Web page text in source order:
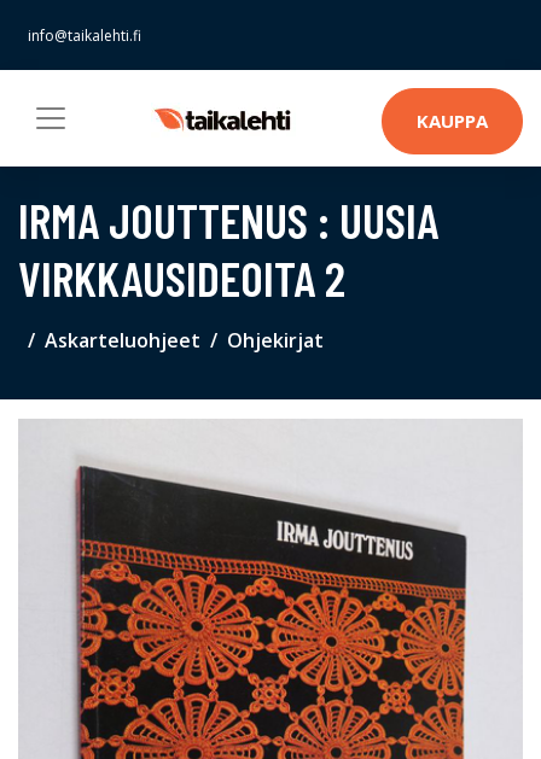
info@taikalehti.fi
KAUPPA
IRMA JOUTTENUS : UUSIA
VIRKKAUSIDEOITA 2
Askarteluohjeet Ohjekirjat